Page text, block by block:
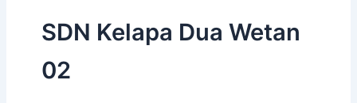
SDN Kelapa Dua Wetan
02